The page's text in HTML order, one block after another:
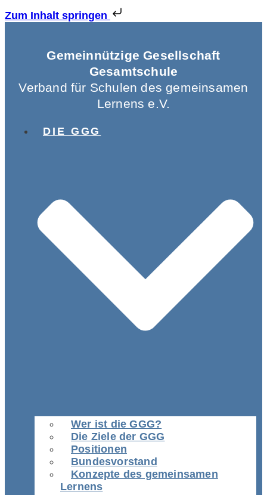
Zum Inhalt springen
Gemeinnützige Gesellschaft
Gesamtschule
Verband für Schulen des gemeinsamen
Lernens e.V.
DIE GGG
Wer ist die GGG?
Die Ziele der GGG
Positionen
Bundesvorstand
Konzepte des gemeinsamen
Lernens